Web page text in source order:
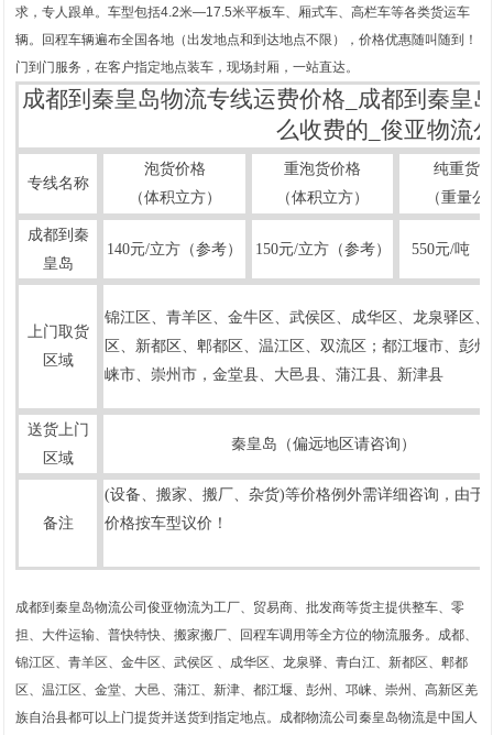
1 2
求，专人跟单。车型包括4.2米—17.5米平板车、厢式车、高栏车等各类货运车
辆。回程车辆遍布全国各地（出发地点和到达地点不限），价格优惠随叫随到！
门到门服务，在客户指定地点装车，现场封厢，一站直达。
成都到秦皇岛物流专线运费价格_成都到秦皇
么收费的_俊亚物流
专线名称
泡货价格
（体积立方）
重泡货价格
（体积立方）
纯重货
（重量公
成都到秦
皇岛
140元/立方（参考） 150元/立方（参考） 550元/吨（
上门取货
区域
锦江区、青羊区、金牛区、武侯区、成华区、龙泉驿区
区、新都区、郫都区、温江区、双流区；都江堰市、彭
崃市、崇州市，金堂县、 大邑县、蒲江县、新津县
送货上门
区域
秦皇岛（偏远地区请咨询）
备注
(设备、搬家、搬厂、杂货)等价格例外需详细咨询，由
价格按车型议价！
成都到秦皇岛物流公司俊亚物流为工厂、贸易商、批发商等货主提供整车、零
担、大件运输、普快特快、搬家搬厂、回程车调用等全方位的物流服务。成都、
锦江区、青羊区、金牛区、武侯区 、成华区、龙泉驿、青白江、新都区、郫都
区、温江区、金堂、大邑、蒲江、新津、都江堰、彭州、邛崃、崇州、高新区羌
族自治县都可以上门提货并送货到指定地点。成都物流公司秦皇岛物流是中国人